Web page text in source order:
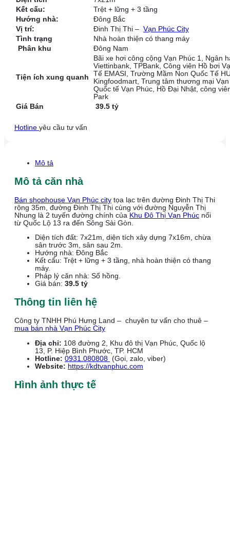
Kết cấu:
Trệt + lững + 3 tầng
Hướng nhà:
Đông Bắc
Vị trí:
Đinh Thị Thi – Vạn Phúc City
Tình trạng
Nhà hoàn thiện có thang máy
Phân khu
Đông Nam
Tiện ích xung quanh
Bãi xe hơi công cộng Vạn Phúc 1, Ngân
Viettinbank, TPBank, Công viên Hồ bơi
Tế EMASI, Trường Mầm Non Quốc Tế
Kingfoodmart, Trung tâm thương mại
Quốc tế Vạn Phúc, Hồ Đại Nhật, công
Park
Giá Bán
39.5 tỷ
Hotline yêu cầu tư vấn
Mô tả
Mô tả căn nhà
Bán shophouse Vạn Phúc city tọa lạc trên đường Đinh Thị Thi
rộng 35m, đường Đinh Thị Thi cùng với đường Nguyễn Thị
Nhung là 2 tuyến đường chính của Khu Đô Thị Vạn Phúc nối
từ Quốc Lộ 13 ra đến Sông Sài Gòn.
Diện tích đất: 7x21m, diện tích xây dựng 7x16m, chừa
sân trước 3m, sân sau 2m.
Hướng nhà: Đông Bắc
Kết cấu: Trệt + lững + 3 tầng, nhà hoàn thiện có thang
máy.
Pháp lý căn nhà: Sổ hồng.
Giá bán: 39.5 tỷ
Thông tin liên hệ
Công ty TNHH Phú Hưng Land – chuyên tư vấn cho thuê –
mua bán nhà Vạn Phúc City
Địa chỉ: 108 đường 2, Khu đô thị Vạn Phúc, Quốc lộ
13, P. Hiệp Bình Phước, TP. HCM
Hotline: 0931.080808 (Gọi, zalo, viber)
Website: https://kdtvanphuc.com
Hình ảnh thực tế